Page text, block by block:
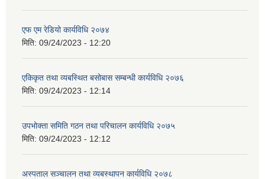
एफ एम रेडियो कार्यविधि २०७४
मिति: 09/24/2023 - 12:20
एकिकृत तथा व्यबस्थित बसोबास सम्बन्धी कार्यविधि २०७६
मिति: 09/24/2023 - 12:14
उपभोक्ता समिति गठन तथा परिचालन कार्यविधि २०७५
मिति: 09/24/2023 - 12:12
अस्पताल सञ्चालन तथा व्यबस्थापन कार्यविधि २०७८